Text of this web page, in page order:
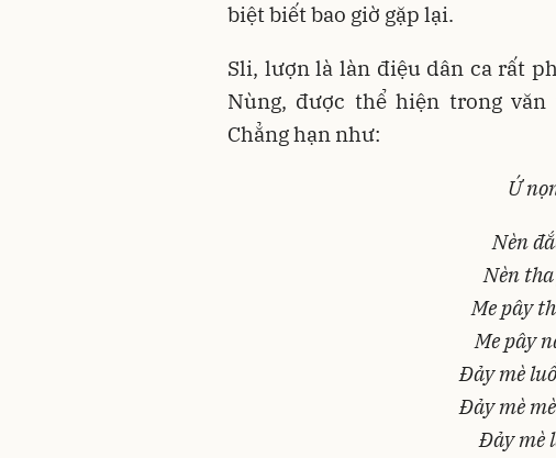
biệt biết bao giờ gặp lại.
Sli, lượn là làn điệu dân ca rất
Nùng, được thể hiện trong
Chẳng hạn như:
Ứ
Nèn
Nèn
Me pây
Me pây
Đảy mè
Đảy mè
Đảy mè